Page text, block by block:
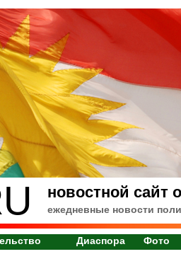
новостной сайт
ежедневные новости
Диаспора Фото